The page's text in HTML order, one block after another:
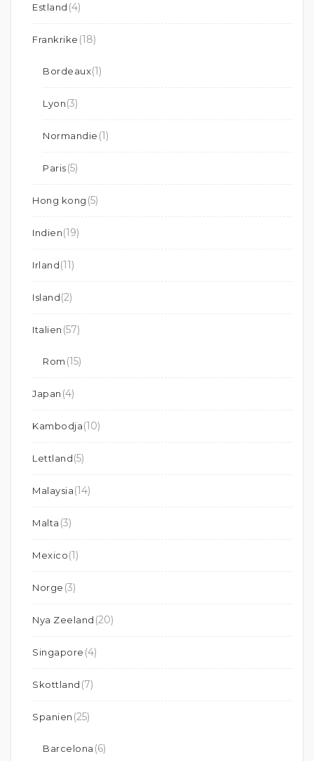
Estland (4)
Frankrike (18)
Bordeaux(1)
Lyon(3)
Normandie (1)
Paris(5)
Hong kong (5)
Indien(19)
Irland(11)
Island(2)
Italien (57)
Rom (15)
Japan (4)
Kambodja(10)
Lettland(5)
Malaysia(14)
Malta (3)
Mexico(1)
Norge (3)
Nya Zeeland (20)
Singapore (4)
Skottland (7)
Spanien (25)
Barcelona (6)